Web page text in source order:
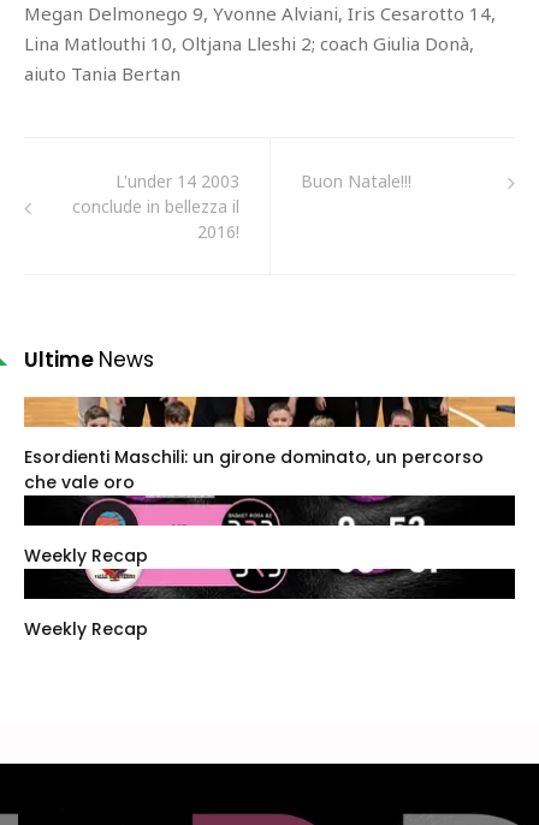
Megan Delmonego 9, Yvonne Alviani, Iris Cesarotto 14,
Lina Matlouthi 10, Oltjana Lleshi 2; coach Giulia Donà,
aiuto Tania Bertan
L'under 14 2003
conclude in bellezza il
2016!
Buon Natale!!!
Ultime News
Esordienti Maschili: un girone dominato, un percorso
che vale oro
Weekly Recap
Weekly Recap